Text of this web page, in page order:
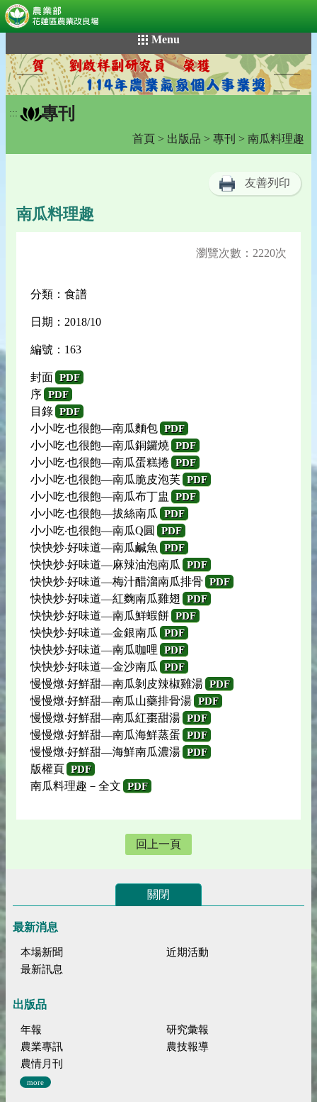
到
主
要
內
容
Menu
::: 專刊
首頁 > 出版品 > 專刊 > 南瓜料理趣
友善列印
南瓜料理趣
瀏覽次數：2220次
分類：食譜
日期：2018/10
編號：163
封面 PDF
序 PDF
目錄 PDF
小小吃‧也很飽—南瓜麵包 PDF
小小吃‧也很飽—南瓜銅鑼燒 PDF
小小吃‧也很飽—南瓜蛋糕捲 PDF
小小吃‧也很飽—南瓜脆皮泡芙 PDF
小小吃‧也很飽—南瓜布丁盅 PDF
小小吃‧也很飽—拔絲南瓜 PDF
小小吃‧也很飽—南瓜Q圓 PDF
快快炒‧好味道—南瓜鹹魚 PDF
快快炒‧好味道—麻辣油泡南瓜 PDF
快快炒‧好味道—梅汁醋溜南瓜排骨 PDF
快快炒‧好味道—紅麴南瓜雞翅 PDF
快快炒‧好味道—南瓜鮮蝦餅 PDF
快快炒‧好味道—金銀南瓜 PDF
快快炒‧好味道—南瓜咖哩 PDF
快快炒‧好味道—金沙南瓜 PDF
慢慢燉‧好鮮甜—南瓜剝皮辣椒雞湯 PDF
慢慢燉‧好鮮甜—南瓜山藥排骨湯 PDF
慢慢燉‧好鮮甜—南瓜紅棗甜湯 PDF
慢慢燉‧好鮮甜—南瓜海鮮蒸蛋 PDF
慢慢燉‧好鮮甜—海鮮南瓜濃湯 PDF
版權頁 PDF
南瓜料理趣－全文 PDF
回上一頁
關閉
最新消息
本場新聞
近期活動
最新訊息
出版品
年報
研究彙報
農業專訊
農技報導
農情月刊
more